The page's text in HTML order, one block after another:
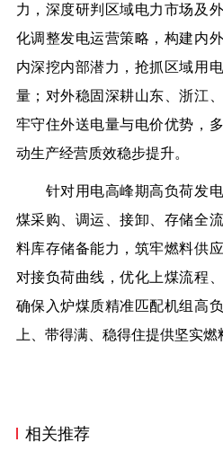
力，深度研判区域电力市场及
化调整发电运营策略，构建内
内深挖内部潜力，抢抓区域用
量；对外稳固深耕山东、浙江
牢守住外送电量与电价优势，
动生产经营质效稳步提升。
针对用电高峰期高负荷发电
煤采购、调运、接卸、存储全
料库存储备能力，筑牢燃料供
对接负荷曲线，优化上煤流程
确保入炉煤质精准匹配机组高
上、带得满、稳得住提供坚实燃
相关推荐